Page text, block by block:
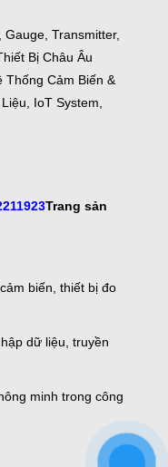
Transmitter,
Bị Châu Âu
Thống Cảm Biến &
IoT System,
Trang sản
biến, thiết bị đo
dữ liệu, truyền
minh trong công